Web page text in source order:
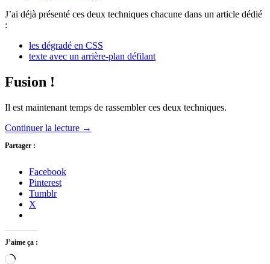
J’ai déjà présenté ces deux techniques chacune dans un article dédié
:
les dégradé en CSS
texte avec un arrière-plan défilant
Fusion !
Il est maintenant temps de rassembler ces deux techniques.
Continuer la lecture →
Partager :
Facebook
Pinterest
Tumblr
X
J’aime ça :
Chargement…